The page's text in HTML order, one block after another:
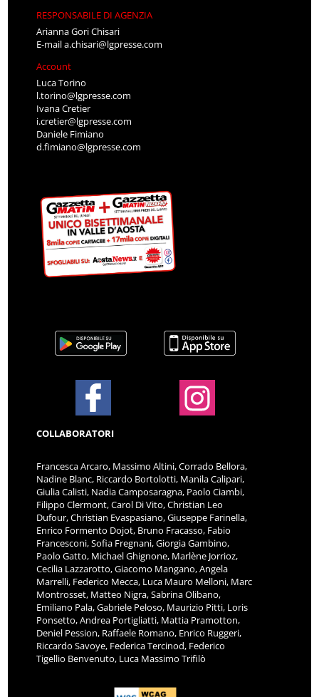
RESPONSABILE DI AGENZIA
Arianna Gori Chisari
E-maila.chisari@lgpresse.com
Account
Luca Torino
l.torino@lgpresse.com
Ivana Cretier
i.cretier@lgpresse.com
Daniele Fimiano
d.fimiano@lgpresse.com
COLLABORATORI
Francesca Arcaro, Massimo Altini, Corrado Bellora,
Nadine Blanc, Riccardo Bortolotti, Manila Calipari,
Giulia Calisti, Nadia Camposaragna, Paolo Ciambi,
Filippo Clermont, Carol Di Vito, Christian Leo
Dufour, Christian Evaspasiano, Giuseppe Farinella,
Enrico Formento Dojot, Bruno Fracasso, Fabio
Francesconi, Sofia Fregnani, Giorgia Gambino,
Paolo Gatto, Michael Ghignone, Marlène Jorrioz,
Cecilia Lazzarotto, Giacomo Mangano, Angela
Marrelli, Federico Mecca, Luca Mauro Melloni, Marc
Montrosset, Matteo Nigra, Sabrina Olibano,
Emiliano Pala, Gabriele Peloso, Maurizio Pitti, Loris
Ponsetto, Andrea Portigliatti, Mattia Pramotton,
Deniel Pession, Raffaele Romano, Enrico Ruggeri,
Riccardo Savoye, Federica Tercinod, Federico
Tigellio Benvenuto, Luca Massimo Trifilò